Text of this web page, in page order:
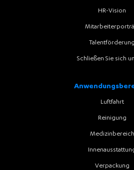
HR-Vision
Talentförderung
Schließen Sie sich
Luftfahrt
Reinigung
Medizinbereich
Verpackung